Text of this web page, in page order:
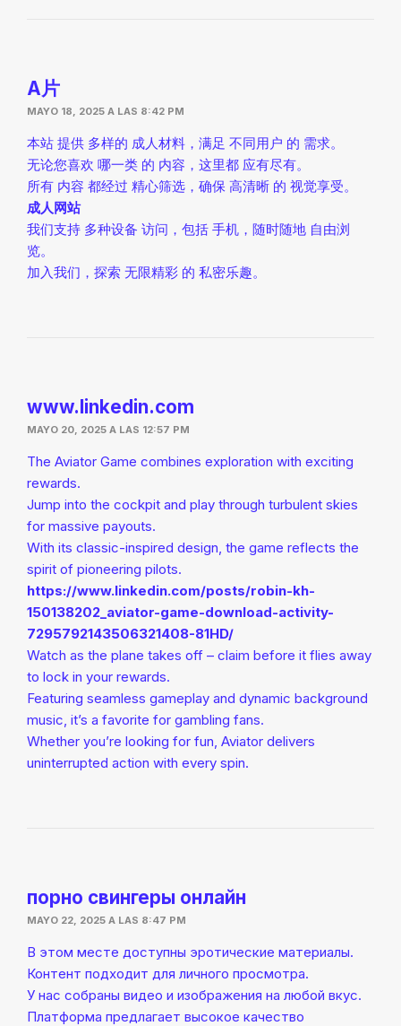
A片
MAYO 18, 2025 A LAS 8:42 PM
本站 提供 多样的 成人材料，满足 不同用户 的 需求。
无论您喜欢 哪一类 的 内容，这里都 应有尽有。
所有 内容 都经过 精心筛选，确保 高清晰 的 视觉享受。
成人网站
我们支持 多种设备 访问，包括 手机，随时随地 自由浏
览。
加入我们，探索 无限精彩 的 私密乐趣。
www.linkedin.com
MAYO 20, 2025 A LAS 12:57 PM
The Aviator Game combines exploration with exciting
rewards.
Jump into the cockpit and play through turbulent skies
for massive payouts.
With its classic-inspired design, the game reflects the
spirit of pioneering pilots.
https://www.linkedin.com/posts/robin-kh-
150138202_aviator-game-download-activity-
7295792143506321408-81HD/
Watch as the plane takes off – claim before it flies away
to lock in your rewards.
Featuring seamless gameplay and dynamic background
music, it’s a favorite for gambling fans.
Whether you’re looking for fun, Aviator delivers
uninterrupted action with every spin.
порно свингеры онлайн
MAYO 22, 2025 A LAS 8:47 PM
В этом месте доступны эротические материалы.
Контент подходит для личного просмотра.
У нас собраны видео и изображения на любой вкус.
Платформа предлагает высокое качество